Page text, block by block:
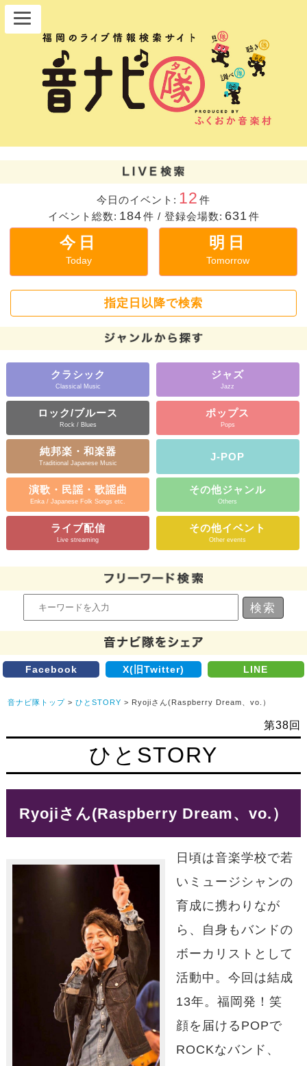
今日のイベント: 12 件
イベント総数: 184件 / 登録会場数: 631 件
今日
Today
明日
Tomorrow
指定日以降で検索
クラシック
Classical Music
ジャズ
Jazz
ロック/ブルース
Rock / Blues
ポップス
Pops
純邦楽・和楽器
Traditional Japanese Music
J-POP
演歌・民謡・歌謡曲
Enka / Japanese Folk Songs etc.
その他ジャンル
Others
ライブ配信
Live streaming
その他イベント
Other events
Facebook X(旧Twitter) LINE
音ナビ隊トップ >ひとSTORY > Ryojiさん(Raspberry Dream、vo.）
第38回
ひとSTORY
Ryojiさん(Raspberry Dream、vo.）
日頃は音楽学校で若
いミュージシャンの
育成に携わりなが
ら、自身もバンドの
ボーカリストとして
活動中。今回は結成
13年。福岡発！笑
顔を届けるPOPで
ROCKなバンド、